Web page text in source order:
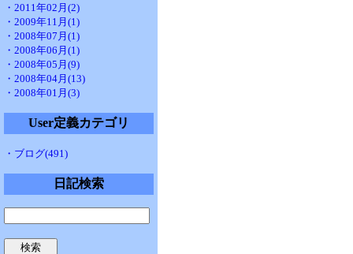
・2011年02月(2)
・2009年11月(1)
・2008年07月(1)
・2008年06月(1)
・2008年05月(9)
・2008年04月(13)
・2008年01月(3)
User定義カテゴリ
・ブログ(491)
日記検索